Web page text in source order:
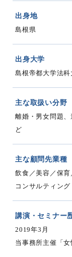
出身地
島根県
出身大学
島根帝都大学法科
主な取扱い分野
離婚・男女問題
ど
主な顧問先業種
飲食／美容／保
コンサルティング
講演・セミナー
2019年3月
当事務所主催「